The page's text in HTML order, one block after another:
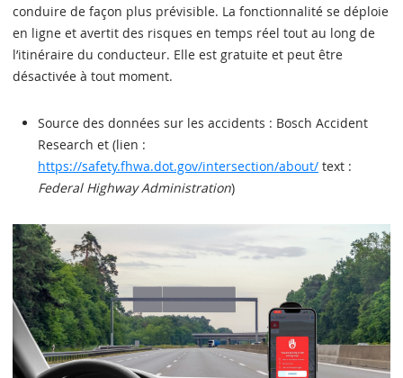
conduire de façon plus prévisible. La fonctionnalité se déploie
en ligne et avertit des risques en temps réel tout au long de
l’itinéraire du conducteur. Elle est gratuite et peut être
désactivée à tout moment.
Source des données sur les accidents : Bosch Accident
Research et (lien :
https://safety.fhwa.dot.gov/intersection/about/ text :
Federal Highway Administration)